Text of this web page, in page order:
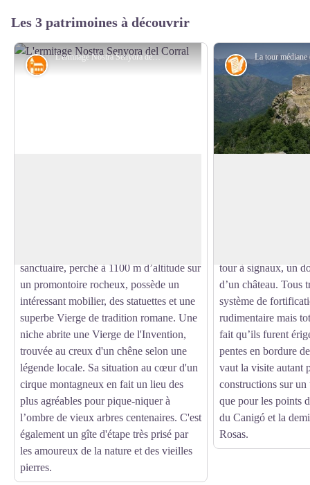
Les 3 patrimoines à découvrir
L'ermitage Nostra Senyora del Corral - © Bernard Frankel - CD66
Patrimoine religieux
sanctuaire, perché à 1100 m d’altitude sur
un promontoire rocheux, possède un
intéressant mobilier, des statuettes et une
superbe Vierge de tradition romane. Une
niche abrite une Vierge de l'Invention,
trouvée au creux d'un chêne selon une
légende locale. Sa situation au cœur d'un
cirque montagneux en fait un lieu des
plus agréables pour pique-niquer à
l’ombre de vieux arbres centenaires. C'est
également un gîte d'étape très prisé par
les amoureux de la nature et des vieilles
pierres.
Histoire
tour à signaux, un
d’un château. Tous
système de
rudimentaire mais
fait qu’ils furent
pentes en bordure
vaut la visite autant
constructions sur
que pour les points
du Canigó et la
Rosas.